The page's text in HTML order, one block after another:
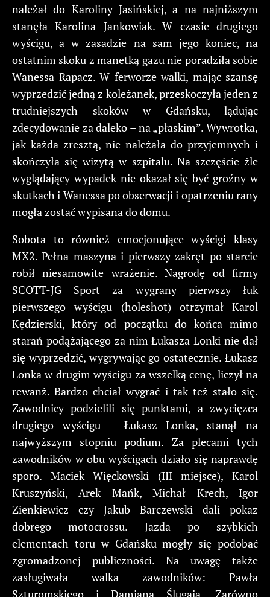
należał do Karoliny Jasińskiej, a na najniższym
stanęła Karolina Jankowiak. W czasie drugiego
wyścigu, a w zasadzie na sam jego koniec, na
ostatnim skoku z manetką gazu nie poradziła sobie
Wanessa Rapacz. W ferworze walki, mając szansę
wyprzedzić jedną z koleżanek, przeskoczyła jeden z
trudniejszych skoków w Gdańsku, lądując
zdecydowanie za daleko – na „płaskim”. Wywrotka,
jak każda zresztą, nie należała do przyjemnych i
skończyła się wizytą w szpitalu. Na szczęście źle
wyglądający wypadek nie okazał się być groźny w
skutkach i Wanessa po obserwacji i opatrzeniu rany
mogła zostać wypisana do domu.
Sobota to również emocjonujące wyścigi klasy
MX2. Pełna maszyna i pierwszy zakręt po starcie
robił niesamowite wrażenie. Nagrodę od firmy
SCOTT-JG Sport za wygrany pierwszy łuk
pierwszego wyścigu (holeshot) otrzymał Karol
Kędzierski, który od początku do końca mimo
starań podążającego za nim Łukasza Lonki nie dał
się wyprzedzić, wygrywając go ostatecznie. Łukasz
Lonka w drugim wyścigu za wszelką cenę, liczył na
rewanż. Bardzo chciał wygrać i tak też stało się.
Zawodnicy podzielili się punktami, a zwycięzca
drugiego wyścigu – Łukasz Lonka, stanął na
najwyższym stopniu podium. Za plecami tych
zawodników w obu wyścigach działo się naprawdę
sporo. Maciek Więckowski (III miejsce), Karol
Kruszyński, Arek Mańk, Michał Krech, Igor
Zienkiewicz czy Jakub Barczewski dali pokaz
dobrego motocrossu. Jazda po szybkich
elementach toru w Gdańsku mogły się podobać
zgromadzonej publiczności. Na uwagę także
zasługiwała walka zawodników: Pawła
Szturomskiego i Damiana Ślugaja. Zarówno